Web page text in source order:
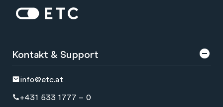
Startseite: ETC
Kontakt & Support
info@etc.at
+431 533 1777 – 0